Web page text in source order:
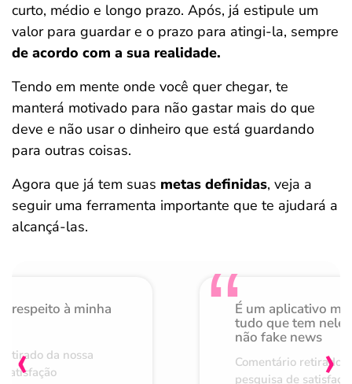
curto, médio e longo prazo. Após, já estipule um
valor para guardar e o prazo para atingi-la, sempre
de acordo com a sua realidade.
Tendo em mente onde você quer chegar, te
manterá motivado para não gastar mais do que
deve e não usar o dinheiro que está guardando
para outras coisas.
Agora que já tem suas metas definidas, veja a
seguir uma ferramenta importante que te ajudará a
alcançá-las.
respeito à minha
da nossa
É um aplicativo
tudo que tem nele
não fake news
Comentário retirado
pesquisa de
‹ ›